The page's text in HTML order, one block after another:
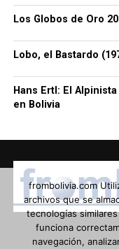
Los Globos de Oro
Lobo, el Bastardo
Hans Ertl: El
en Bolivia
frombolivia.com
archivos que se
tecnologías
funciona
navegación,